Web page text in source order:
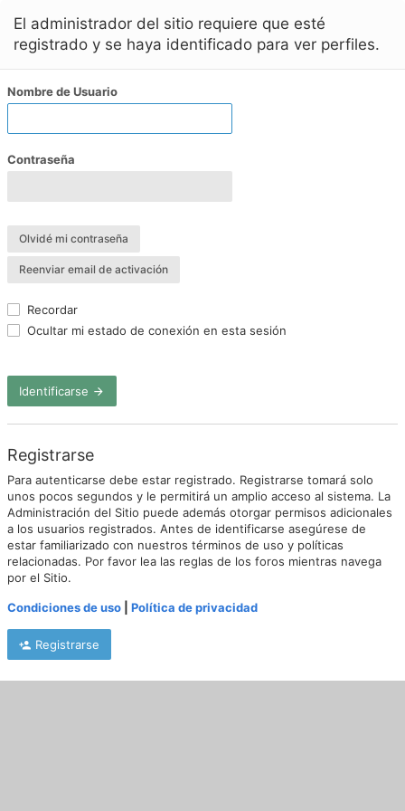
El administrador del sitio requiere que esté
registrado y se haya identificado para ver perfiles.
Nombre de Usuario
Contraseña
Olvidé mi contraseña
Reenviar email de activación
Recordar
Ocultar mi estado de conexión en esta sesión
Identificarse
Registrarse
Para autenticarse debe estar registrado. Registrarse tomará solo
unos pocos segundos y le permitirá un amplio acceso al sistema. La
Administración del Sitio puede además otorgar permisos adicionales
a los usuarios registrados. Antes de identificarse asegúrese de
estar familiarizado con nuestros términos de uso y políticas
relacionadas. Por favor lea las reglas de los foros mientras navega
por el Sitio.
Condiciones de uso Política de privacidad
Registrarse